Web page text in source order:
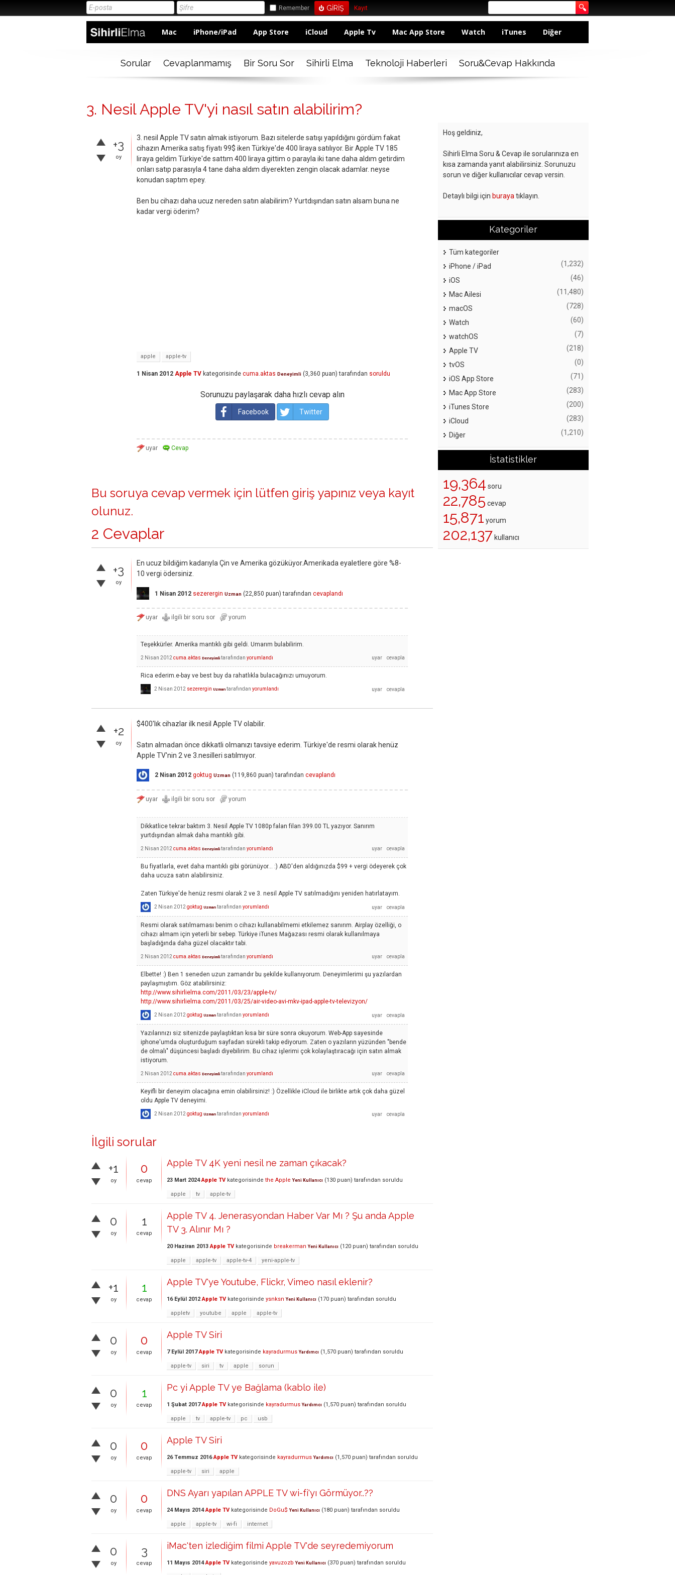
Remember Kayıt
Mac iPhone/iPad App Store iCloud Apple Tv Mac App Store Watch iTunes Diğer
Sorular Cevaplanmamış Bir Soru Sor Sihirli Elma Teknoloji Haberleri Soru&Cevap Hakkında
3. Nesil Apple TV'yi nasıl satın alabilirim?
+3
oy
3. nesil Apple TV satın almak istiyorum. Bazı sitelerde satışı yapıldığını gördüm fakat
cihazın Amerika satış fiyatı 99$ iken Türkiye'de 400 liraya satılıyor. Bir Apple TV 185
liraya geldim Türkiye'de sattım 400 liraya gittim o parayla iki tane daha aldım getirdim
onları satıp parasıyla 4 tane daha aldım diyerekten zengin olacak adamlar. neyse
konudan saptım epey.
Ben bu cihazı daha ucuz nereden satın alabilirim? Yurtdışından satın alsam buna ne
kadar vergi öderim?
apple apple-tv
1 Nisan 2012 Apple TV kategorisinde cuma.aktas Deneyimli (3,360 puan) tarafından soruldu
Sorunuzu paylaşarak daha hızlı cevap alın
Facebook Twitter
Bu soruya cevap vermek için lütfen giriş yapınız veya kayıt
olunuz.
2 Cevaplar
+3
oy
En ucuz bildiğim kadarıyla Çin ve Amerika gözüküyor.Amerikada eyaletlere göre %8-
10 vergi ödersiniz.
1 Nisan 2012 sezerergin Uzman (22,850 puan) tarafından cevaplandı
Teşekkürler. Amerika mantıklı gibi geldi. Umarım bulabilirim.
2 Nisan 2012 cuma.aktas Deneyimli tarafından yorumlandı
Rica ederim.e-bay ve best buy da rahatlıkla bulacağınızı umuyorum.
2 Nisan 2012 sezerergin Uzman tarafından yorumlandı
+2
oy
$400'lık cihazlar ilk nesil Apple TV olabilir.
Satın almadan önce dikkatli olmanızı tavsiye ederim. Türkiye'de resmi olarak henüz
Apple TV'nin 2 ve 3.nesilleri satılmıyor.
2 Nisan 2012 goktug Uzman (119,860 puan) tarafından cevaplandı
Dikkatlice tekrar baktım 3. Nesil Apple TV 1080p falan filan 399.00 TL yazıyor. Sanırım
yurtdışından almak daha mantıklı gibi.
2 Nisan 2012 cuma.aktas Deneyimli tarafından yorumlandı
Bu fiyatlarla, evet daha mantıklı gibi görünüyor... :) ABD'den aldığınızda $99 + vergi ödeyerek çok
daha ucuza satın alabilirsiniz.
Zaten Türkiye'de henüz resmi olarak 2 ve 3. nesil Apple TV satılmadığını yeniden hatırlatayım.
2 Nisan 2012 goktug Uzman tarafından yorumlandı
Resmi olarak satılmaması benim o cihazı kullanabilmemi etkilemez sanırım. Airplay özelliği, o
cihazı almam için yeterli bir sebep. Türkiye iTunes Mağazası resmi olarak kullanılmaya
başladığında daha güzel olacaktır tabi.
2 Nisan 2012 cuma.aktas Deneyimli tarafından yorumlandı
Elbette! :) Ben 1 seneden uzun zamandır bu şekilde kullanıyorum. Deneyimlerimi şu yazılardan
paylaşmıştım. Göz atabilirsiniz:
http://www.sihirlielma.com/2011/03/23/apple-tv/
http://www.sihirlielma.com/2011/03/25/air-video-avi-mkv-ipad-apple-tv-televizyon/
2 Nisan 2012 goktug Uzman tarafından yorumlandı
Yazılarınızı siz sitenizde paylaştıktan kısa bir süre sonra okuyorum. Web-App sayesinde
iphone'umda oluşturduğum sayfadan sürekli takip ediyorum. Zaten o yazıların yüzünden "bende
de olmalı" düşüncesi başladı diyebilirim. Bu cihaz işlerimi çok kolaylaştıracağı için satın almak
istiyorum.
2 Nisan 2012 cuma.aktas Deneyimli tarafından yorumlandı
Keyifli bir deneyim olacağına emin olabilirsiniz! :) Özellikle iCloud ile birlikte artık çok daha güzel
oldu Apple TV deneyimi.
2 Nisan 2012 goktug Uzman tarafından yorumlandı
İlgili sorular
+1
oy
0
cevap
Apple TV 4K yeni nesil ne zaman çıkacak?
23 Mart 2024 Apple TV kategorisinde the Apple Yeni Kullanıcı (130 puan) tarafından soruldu
apple tv apple-tv
0
oy
1
cevap
Apple TV 4. Jenerasyondan Haber Var Mı ? Şu anda Apple
TV 3. Alınır Mı ?
20 Haziran 2013 Apple TV kategorisinde breakerman Yeni Kullanıcı (120 puan) tarafından soruldu
apple apple-tv apple-tv-4 yeni-apple-tv
+1
oy
1
cevap
Apple TV'ye Youtube, Flickr, Vimeo nasıl eklenir?
16 Eylül 2012 Apple TV kategorisinde ysnksn Yeni Kullanıcı (170 puan) tarafından soruldu
appletv youtube apple apple-tv
0
oy
0
cevap
Apple TV Siri
7 Eylül 2017 Apple TV kategorisinde kayradurmus Yardımcı (1,570 puan) tarafından soruldu
apple-tv siri tv apple sorun
0
oy
1
cevap
Pc yi Apple TV ye Bağlama (kablo ile)
1 Şubat 2017 Apple TV kategorisinde kayradurmus Yardımcı (1,570 puan) tarafından soruldu
apple tv apple-tv pc usb
0
oy
0
cevap
Apple TV Siri
26 Temmuz 2016 Apple TV kategorisinde kayradurmus Yardımcı (1,570 puan) tarafından soruldu
apple-tv siri apple
0
oy
0
cevap
DNS Ayarı yapılan APPLE TV wi-fi'yı Görmüyor..??
24 Mayıs 2014 Apple TV kategorisinde DoGu$ Yeni Kullanıcı (180 puan) tarafından soruldu
apple apple-tv wi-fi internet
0
oy
3
cevap
iMac'ten izlediğim filmi Apple TV'de seyredemiyorum
11 Mayıs 2014 Apple TV kategorisinde yavuzozb Yeni Kullanıcı (370 puan) tarafından soruldu
Hoş geldiniz,
Sihirli Elma Soru & Cevap ile sorularınıza en
kısa zamanda yanıt alabilirsiniz. Sorunuzu
sorun ve diğer kullanıcılar cevap versin.
Detaylı bilgi için buraya tıklayın.
Kategoriler
Tüm kategoriler
iPhone / iPad
(1,232)
iOS (46)
Mac Ailesi (11,480)
macOS (728)
Watch (60)
watchOS (7)
Apple TV (218)
tvOS (0)
iOS App Store (71)
Mac App Store (283)
iTunes Store (200)
iCloud (283)
Diğer (1,210)
İstatistikler
19,364 soru
22,785 cevap
15,871 yorum
202,137 kullanıcı